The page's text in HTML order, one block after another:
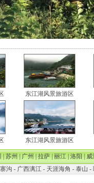
东江湖风景旅游区
东江湖风景旅游区
|苏州|广州|拉萨|丽江|洛阳|威
沟 - 广西漓江- 天涯海角 - 泰山 -